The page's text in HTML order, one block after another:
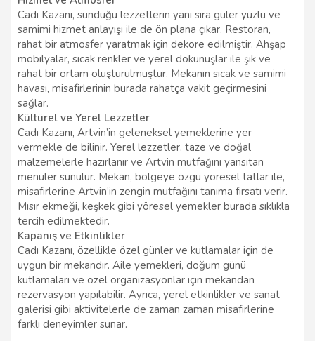
Cadı Kazanı, sunduğu lezzetlerin yanı sıra güler yüzlü ve
samimi hizmet anlayışı ile de ön plana çıkar. Restoran,
rahat bir atmosfer yaratmak için dekore edilmiştir. Ahşap
mobilyalar, sıcak renkler ve yerel dokunuşlar ile şık ve
rahat bir ortam oluşturulmuştur. Mekanın sıcak ve samimi
havası, misafirlerinin burada rahatça vakit geçirmesini
sağlar.
Kültürel ve Yerel Lezzetler
Cadı Kazanı, Artvin’in geleneksel yemeklerine yer
vermekle de bilinir. Yerel lezzetler, taze ve doğal
malzemelerle hazırlanır ve Artvin mutfağını yansıtan
menüler sunulur. Mekan, bölgeye özgü yöresel tatlar ile,
misafirlerine Artvin’in zengin mutfağını tanıma fırsatı verir.
Mısır ekmeği, keşkek gibi yöresel yemekler burada sıklıkla
tercih edilmektedir.
Kapanış ve Etkinlikler
Cadı Kazanı, özellikle özel günler ve kutlamalar için de
uygun bir mekandır. Aile yemekleri, doğum günü
kutlamaları ve özel organizasyonlar için mekandan
rezervasyon yapılabilir. Ayrıca, yerel etkinlikler ve sanat
galerisi gibi aktivitelerle de zaman zaman misafirlerine
farklı deneyimler sunar.